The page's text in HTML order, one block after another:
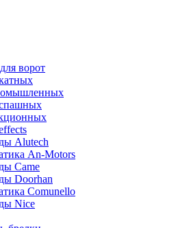
ворот
Alutech
An-Motors
Came
Doorhan
Comunello
Nice